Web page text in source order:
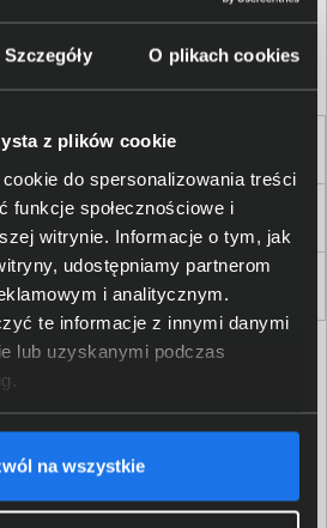
Szczegóły O plikach cookies
z plików cookie
do spersonalizowania treści
funkcje społecznościowe i
witrynie. Informacje o tym, jak
udostępniamy partnerom
i analitycznym.
te informacje z innymi danymi
lub uzyskanymi podczas
na wszystkie